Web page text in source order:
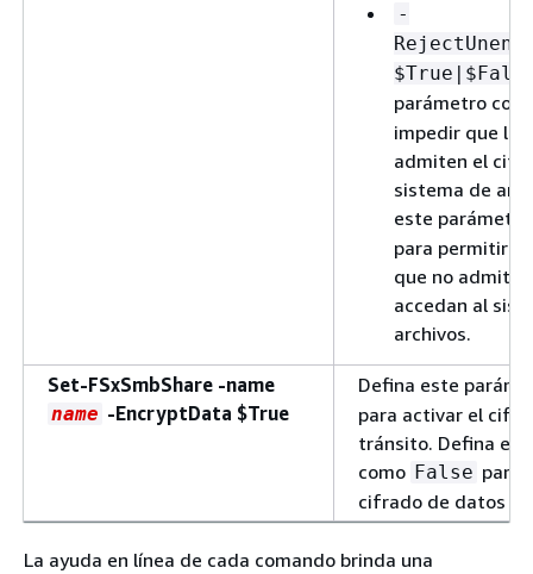
-
parámetro
impedir que
admiten el
sistema de
este
para permitir
que no
accedan al
archivos.
Set-FSxSmbShare -name
name -EncryptData $True
Defina este
para activar el
tránsito. Defina
como False para
cifrado de datos
La ayuda en línea de cada comando brinda una